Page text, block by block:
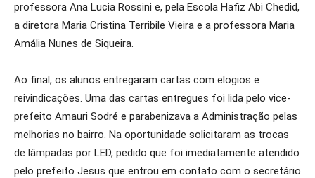
professora Ana Lucia Rossini e, pela Escola Hafiz Abi Chedid,
a diretora Maria Cristina Terribile Vieira e a professora Maria
Amália Nunes de Siqueira.
Ao final, os alunos entregaram cartas com elogios e
reivindicações. Uma das cartas entregues foi lida pelo vice-
prefeito Amauri Sodré e parabenizava a Administração pelas
melhorias no bairro. Na oportunidade solicitaram as trocas
de lâmpadas por LED, pedido que foi imediatamente atendido
pelo prefeito Jesus que entrou em contato com o secretário